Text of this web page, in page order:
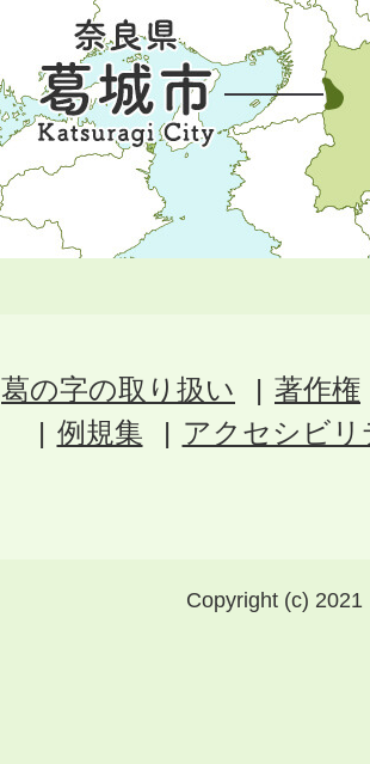
葛の字の取り扱い
著作権
例規集
アクセシビ
Copyright (c)